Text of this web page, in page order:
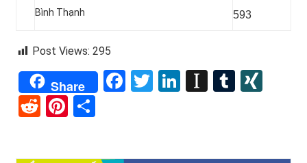
Bình Thạnh
593
Post Views: 295
Share Facebook
Twitter
LinkedInTumblr
RedditPinterest